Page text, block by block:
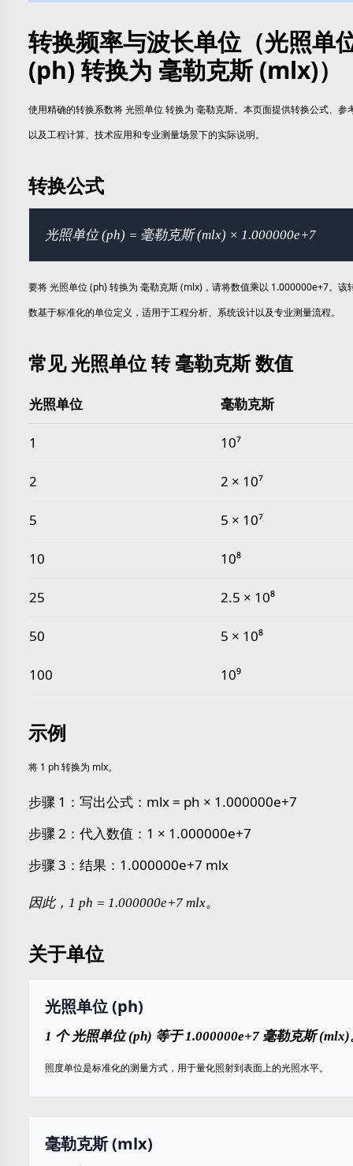
转换频率与波长单位（光照单
(ph) 转换为 毫勒克斯 (mlx)）
使用精确的转换系数将 光照单位 转换为 毫勒克斯。本页面提供转换公式、参
以及工程计算、技术应用和专业测量场景下的实际说明。
转换公式
光照单位 (ph) = 毫勒克斯 (mlx) × 1.000000e+7
要将 光照单位 (ph) 转换为 毫勒克斯 (mlx)，请将数值乘以 1.000000e+7。该
数基于标准化的单位定义，适用于工程分析、系统设计以及专业测量流程。
常见 光照单位 转 毫勒克斯 数值
常见 光照单位 转 毫勒克斯 数值
光照单位 毫勒克斯
1 10⁷
2 2 × 10⁷
5 5 × 10⁷
10 10⁸
25 2.5 × 10⁸
50 5 × 10⁸
100 10⁹
示例
将 1 ph 转换为 mlx。
步骤 1：写出公式：mlx = ph × 1.000000e+7
步骤 2：代入数值：1 × 1.000000e+7
步骤 3：结果：1.000000e+7 mlx
因此，1 ph = 1.000000e+7 mlx。
关于单位
光照单位 (ph)
1 个 光照单位 (ph) 等于 1.000000e+7 毫勒克斯 (mlx)
照度单位是标准化的测量方式，用于量化照射到表面上的光照水平。
毫勒克斯 (mlx)